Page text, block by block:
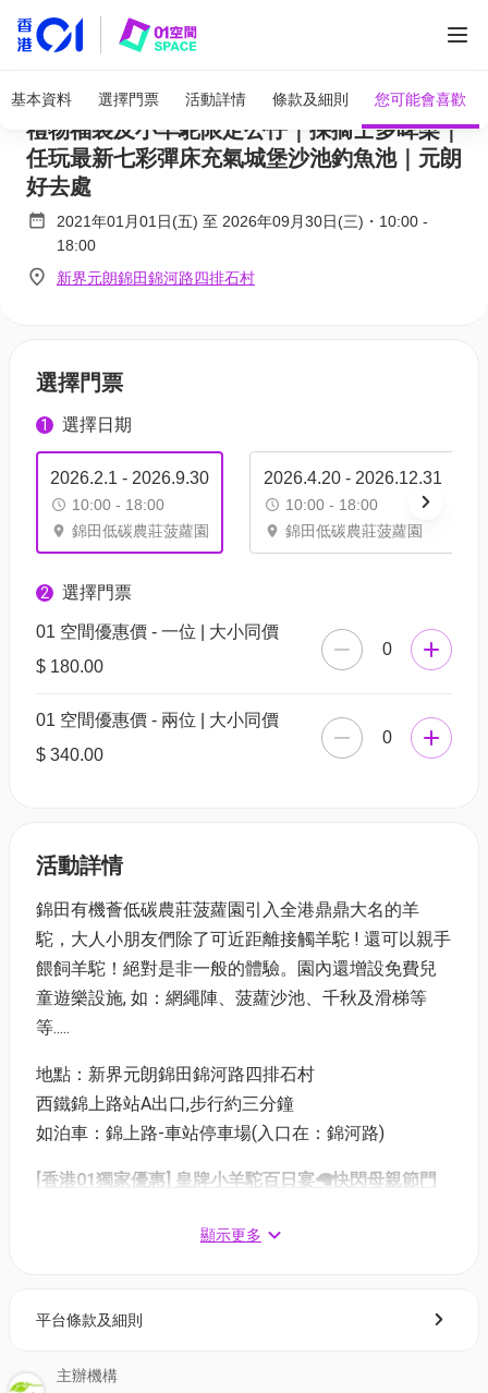
基本資料 選擇門票 活動詳情 條款及細則 您可能會喜歡
錦上路菠蘿園有機農莊｜獨家限量25折 | 大派
禮物福袋及小羊駝限定公仔｜採摘士多啤梨｜
任玩最新七彩彈床充氣城堡沙池釣魚池｜元朗
好去處
2021年01月01日(五) 至 2026年09月30日(三) ・ 10:00 -
18:00
新界元朗錦田錦河路四排石村
選擇門票
1 選擇日期
2026.2.1 - 2026.9.30
10:00 - 18:00
錦田低碳農莊菠蘿園
2026.4.20 - 2026.12.31
10:00 - 18:00
錦田低碳農莊菠蘿園
2 選擇門票
01 空間優惠價 - 一位 | 大小同價
$ 180.00
0
01 空間優惠價 - 兩位 | 大小同價
$ 340.00
0
活動詳情
錦田有機薈低碳農莊菠蘿園引入全港鼎鼎大名的羊
駝，大人小朋友們除了可近距離接觸羊駝 ! 還可以親手
餵飼羊駝！絕對是非一般的體驗。園內還增設免費兒
童遊樂設施, 如：網繩陣、菠蘿沙池、千秋及滑梯等
等.....
地點：新界元朗錦田錦河路四排石村
西鐵錦上路站A出口,步行約三分鐘
如泊車：錦上路-車站停車場(入口在：錦河路)
[香港01獨家優惠] 皇牌小羊駝百日宴🦙快閃母親節門
一位（大小同價）：$248
使用日期: 即日起至 31/5/2026
顯示更多
平台條款及細則
主辦機構